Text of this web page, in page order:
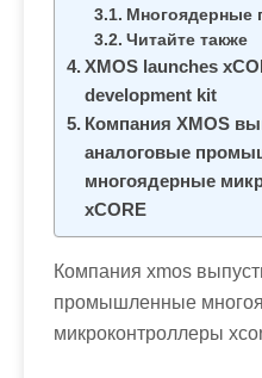
Многоядерные
Читайте также
XMOS launches
development kit
Компания XMOS
аналоговые
многоядерные
xCORE
Компания xmos
промышленные
микроконтроллеры